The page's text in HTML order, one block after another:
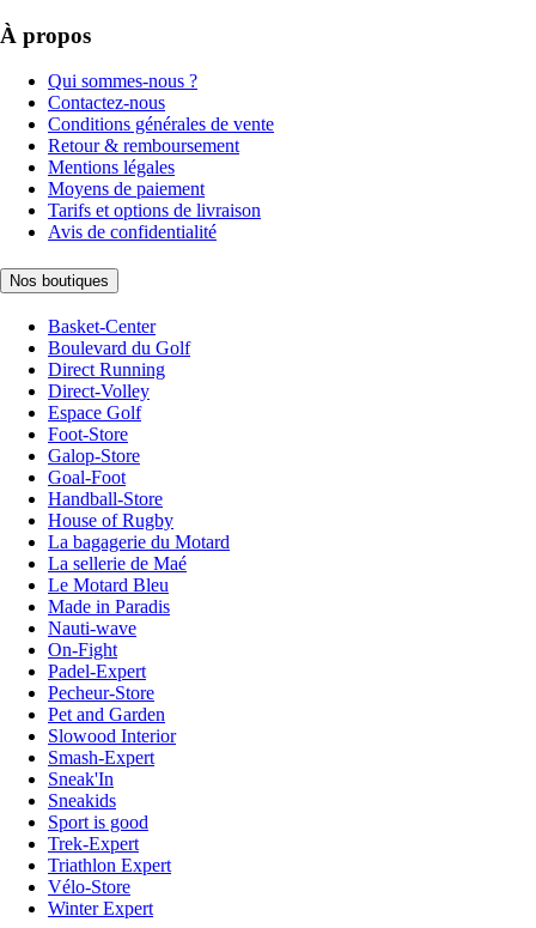
À propos
Qui sommes-nous ?
Contactez-nous
Conditions générales de vente
Retour & remboursement
Mentions légales
Moyens de paiement
Tarifs et options de livraison
Avis de confidentialité
Nos boutiques
Basket-Center
Boulevard du Golf
Direct Running
Direct-Volley
Espace Golf
Foot-Store
Galop-Store
Goal-Foot
Handball-Store
House of Rugby
La bagagerie du Motard
La sellerie de Maé
Le Motard Bleu
Made in Paradis
Nauti-wave
On-Fight
Padel-Expert
Pecheur-Store
Pet and Garden
Slowood Interior
Smash-Expert
Sneak'In
Sneakids
Sport is good
Trek-Expert
Triathlon Expert
Vélo-Store
Winter Expert